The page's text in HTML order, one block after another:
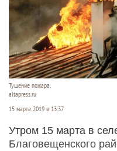
Тушение пожара.
altapress.ru
15 марта 2019 в 13:37
Утром 15 марта в
Благовещенского